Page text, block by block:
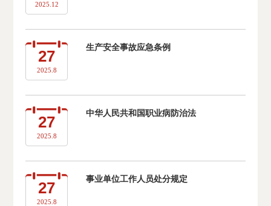
2025.12
27
2025.8
生产安全事故应急条例
27
2025.8
中华人民共和国职业病防治法
27
2025.8
事业单位工作人员处分规定